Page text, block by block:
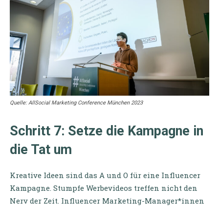
Quelle: AllSocial Marketing Conference München 2023
Schritt 7: Setze die Kampagne in
die Tat um
Kreative Ideen sind das A und O für eine Influencer
Kampagne. Stumpfe Werbevideos treffen nicht den
Nerv der Zeit. Influencer Marketing-Manager*innen